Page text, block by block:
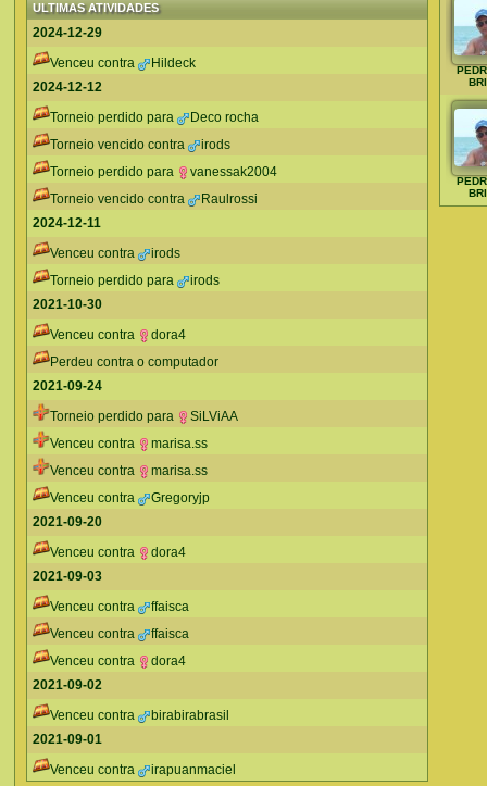
ULTIMAS ATIVIDADES
2024-12-29
Venceu contra
Hildeck
2024-12-12
Torneio perdido para
Deco rocha
Torneio vencido contra
irods
Torneio perdido para
vanessak2004
Torneio vencido contra
Raulrossi
2024-12-11
Venceu contra
irods
Torneio perdido para
irods
2021-10-30
Venceu contra
dora4
Perdeu contra o computador
2021-09-24
Torneio perdido para
SiLViAA
Venceu contra
marisa.ss
Venceu contra
marisa.ss
Venceu contra
Gregoryjp
2021-09-20
Venceu contra
dora4
2021-09-03
Venceu contra
ffaisca
Venceu contra
ffaisca
Venceu contra
dora4
2021-09-02
Venceu contra
birabirabrasil
2021-09-01
Venceu contra
irapuanmaciel